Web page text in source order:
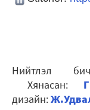
Нийтлэл
Хянасан:
дизайн: